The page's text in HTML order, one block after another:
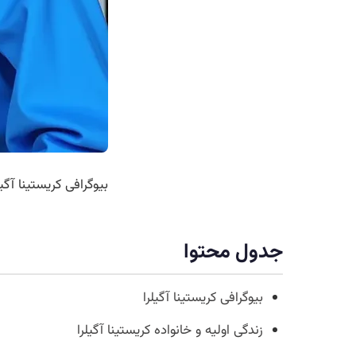
بیوگرافی کریستینا
جدول محتوا
بیوگرافی کریستینا آگیلرا
زندگی اولیه و خانواده کریستینا آگیلرا